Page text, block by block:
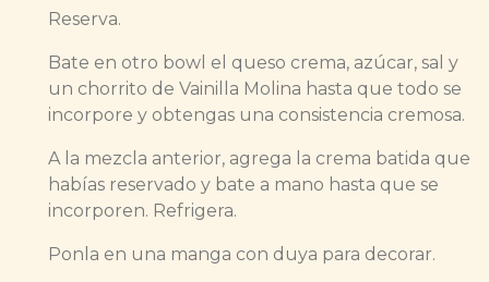
Reserva.
Bate en otro bowl el queso crema, azúcar, sal y
un chorrito de Vainilla Molina hasta que todo se
incorpore y obtengas una consistencia cremosa.
A la mezcla anterior, agrega la crema batida que
habías reservado y bate a mano hasta que se
incorporen. Refrigera.
Ponla en una manga con duya para decorar.